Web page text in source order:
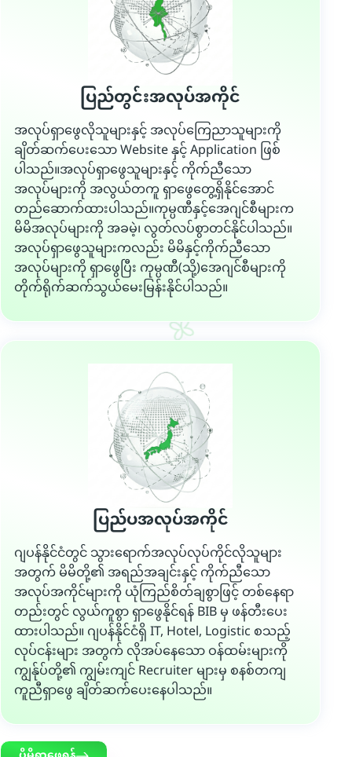
ပြည်တွင်းအလုပ်အကိုင်
အလုပ်ရှာဖွေလိုသူများနှင့် အလုပ်ကြေညာသူများကို
ချိတ်ဆက်ပေးသော Website နှင့် Application ဖြစ်
ပါသည်။အလုပ်ရှာဖွေသူများနှင့် ကိုက်ညီသော
အလုပ်များကို အလွယ်တကူ ရှာဖွေတွေ့ရှိနိုင်အောင်
တည်ဆောက်ထားပါသည်။ကုမ္ပဏီနှင့်အေဂျင်စီများက
မိမိအလုပ်များကို အခမဲ့၊ လွတ်လပ်စွာတင်နိုင်ပါသည်။
အလုပ်ရှာဖွေသူများကလည်း မိမိနှင့်ကိုက်ညီသော
အလုပ်များကို ရှာဖွေပြီး ကုမ္ပဏီ(သို့)အေဂျင်စီများကို
တိုက်ရိုက်ဆက်သွယ်မေးမြန်းနိုင်ပါသည်။
ပြည်ပအလုပ်အကိုင်
ဂျပန်နိုင်ငံတွင် သွားရောက်အလုပ်လုပ်ကိုင်လိုသူများ
အတွက် မိမိတို့၏ အရည်အချင်းနှင့် ကိုက်ညီသော
အလုပ်အကိုင်များကို ယုံကြည်စိတ်ချစွာဖြင့် တစ်နေရာ
တည်းတွင် လွယ်ကူစွာ ရှာဖွေနိုင်ရန် BIB မှ ဖန်တီးပေး
ထားပါသည်။ ဂျပန်နိုင်ငံရှိ IT, Hotel, Logistic စသည့်
လုပ်ငန်းများ အတွက် လိုအပ်နေသော ဝန်ထမ်းများကို
ကျွန်ုပ်တို့၏ ကျွမ်းကျင် Recruiter များမှ စနစ်တကျ
ကူညီရှာဖွေ ချိတ်ဆက်ပေးနေပါသည်။